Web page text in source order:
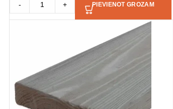
- + PIEVIENOT GROZAM